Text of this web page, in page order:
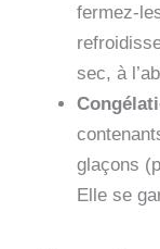
fermez-
sec, à
glaçons
Elle se